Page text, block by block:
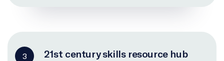
3
21st century skills resource hub